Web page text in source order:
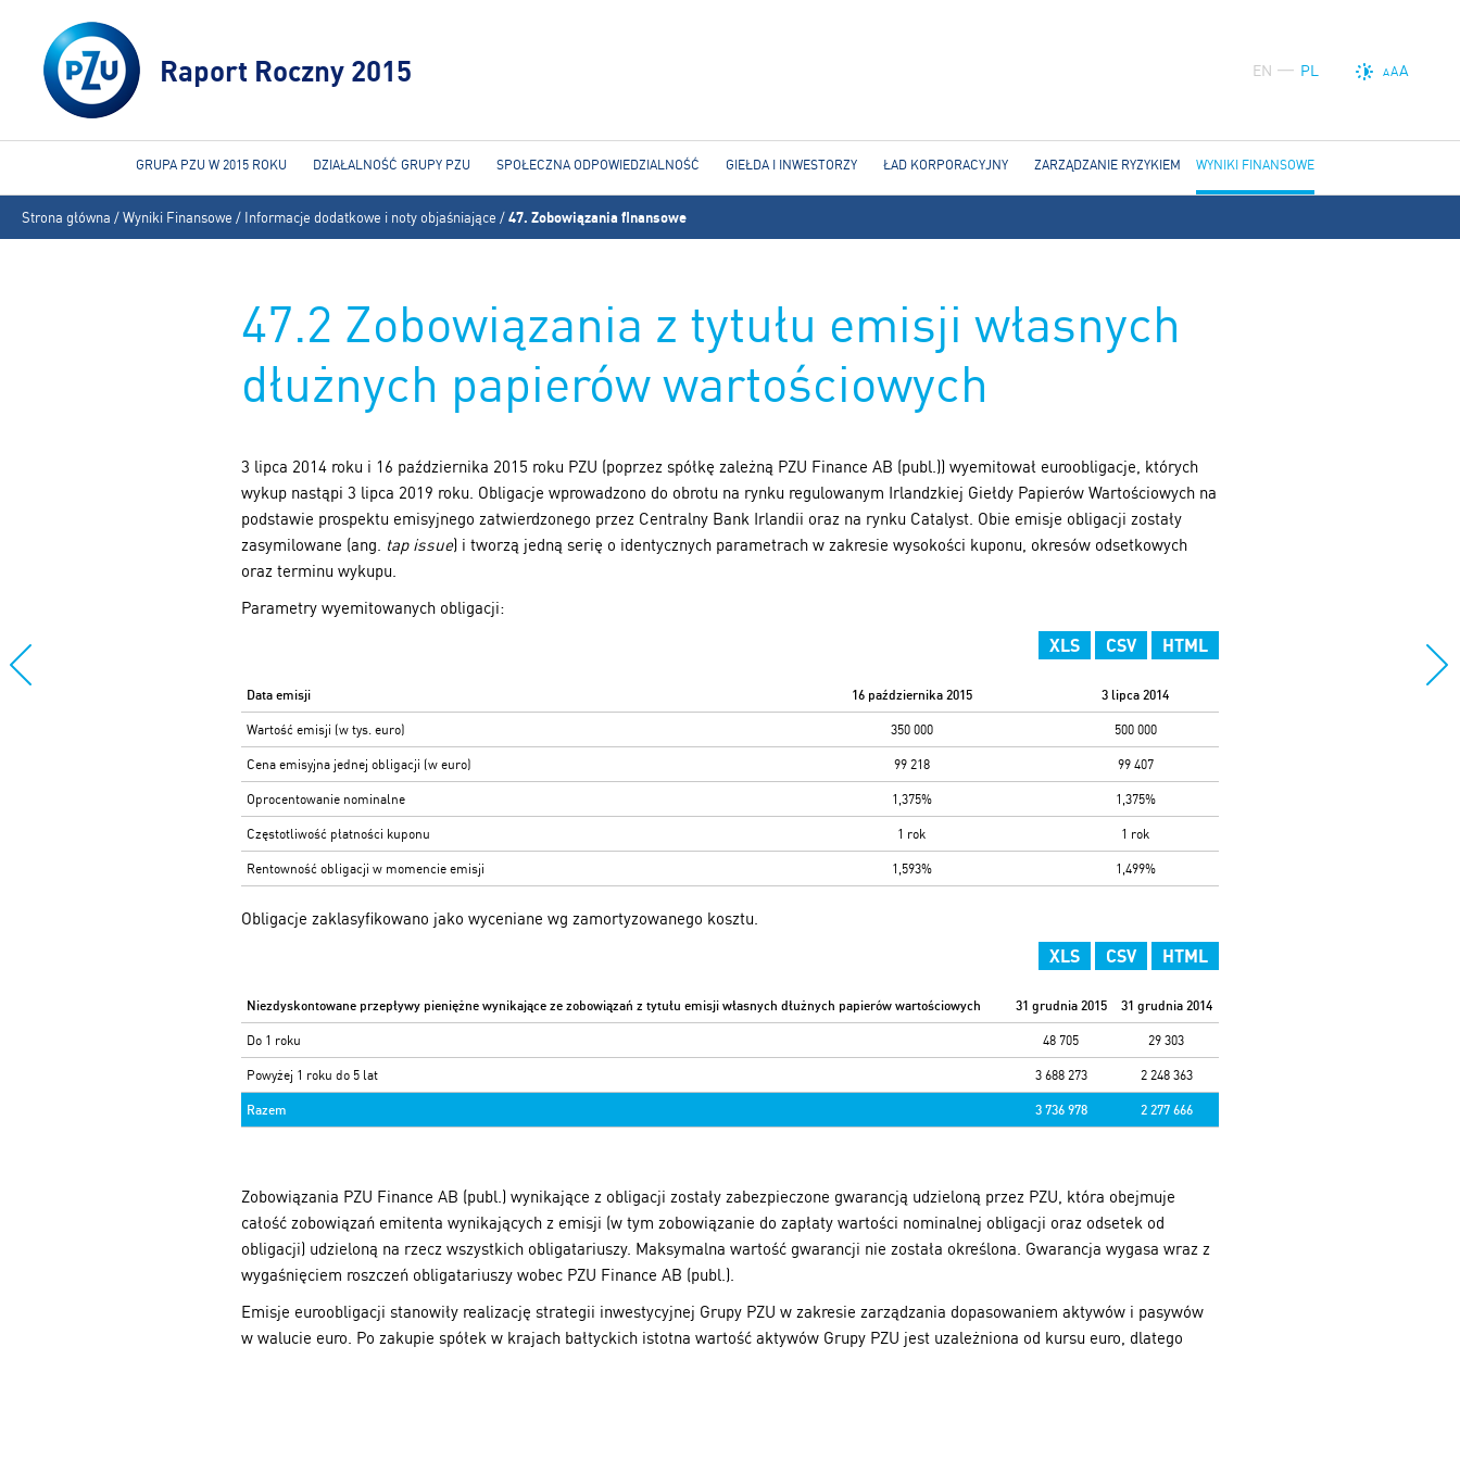
EN PL AAA
Raport Roczny 2015
Jesteś
tutaj
Strona główna /Wyniki Finansowe / Informacje dodatkowe i noty objaśniające /47. Zobowiązania finansowe
47.2 Zobowiązania z tytułu emisji własnych
dłużnych papierów wartościowych
3 lipca 2014 roku i 16 października 2015 roku PZU (poprzez spółkę zależną PZU Finance AB (publ.)) wyemitował euroobligacje, których
wykup nastąpi 3 lipca 2019 roku. Obligacje wprowadzono do obrotu na rynku regulowanym Irlandzkiej Giełdy Papierów Wartościowych na
podstawie prospektu emisyjnego zatwierdzonego przez Centralny Bank Irlandii oraz na rynku Catalyst. Obie emisje obligacji zostały
zasymilowane (ang. tap issue) i tworzą jedną serię o identycznych parametrach w zakresie wysokości kuponu, okresów odsetkowych
oraz terminu wykupu.
Parametry wyemitowanych obligacji:
XLS CSV HTML
Data emisji 16 października 2015 3 lipca 2014
Wartość emisji (w tys. euro) 350 000 500 000
Cena emisyjna jednej obligacji (w euro) 99 218 99 407
Oprocentowanie nominalne 1,375% 1,375%
Częstotliwość płatności kuponu 1 rok 1 rok
Rentowność obligacji w momencie emisji 1,593% 1,499%
Obligacje zaklasyfikowano jako wyceniane wg zamortyzowanego kosztu.
XLS CSV HTML
Niezdyskontowane przepływy pieniężne wynikające ze zobowiązań z tytułu emisji własnych dłużnych papierów wartościowych 31 grudnia 2015 31 grudnia 2014
Do 1 roku 48 705 29 303
Powyżej 1 roku do 5 lat 3 688 273 2 248 363
Razem 3 736 978 2 277 666
Zobowiązania PZU Finance AB (publ.) wynikające z obligacji zostały zabezpieczone gwarancją udzieloną przez PZU, która obejmuje
całość zobowiązań emitenta wynikających z emisji (w tym zobowiązanie do zapłaty wartości nominalnej obligacji oraz odsetek od
obligacji) udzieloną na rzecz wszystkich obligatariuszy. Maksymalna wartość gwarancji nie została określona. Gwarancja wygasa wraz z
wygaśnięciem roszczeń obligatariuszy wobec PZU Finance AB (publ.).
Emisje euroobligacji stanowiły realizację strategii inwestycyjnej Grupy PZU w zakresie zarządzania dopasowaniem aktywów i pasywów
w walucie euro. Po zakupie spółek w krajach bałtyckich istotna wartość aktywów Grupy PZU jest uzależniona od kursu euro, dlatego
GRUPA PZU W 2015 ROKU DZIAŁALNOŚĆ GRUPY PZU SPOŁECZNA ODPOWIEDZIALNOŚĆ GIEŁDA I INWESTORZY ŁAD KORPORACYJNY ZARZĄDZANIE RYZYKIEM WYNIKI FINANSOWE